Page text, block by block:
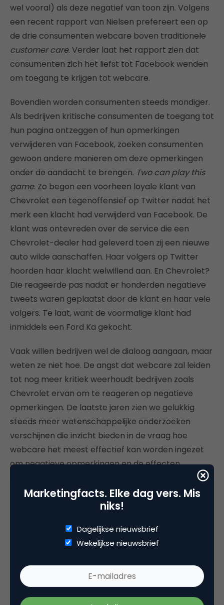
wel vooral) als deze negatief van toon zijn. Volgens
een recent rapport van Nielsen prefereert een op
de drie consumenten webcare boven traditionele
customer care. Verder laat het rapport zien dat
consumenten zich het liefst tot Facebook wenden
om toegang te krijgen tot webcare.
Bovendien worden consumenten steeds mondiger.
Als bedrijven kritische consumenten de toegang tot
hun pagina ontzeggen of hun opmerkingen
verwijderen van Facebook, zoeken consumenten
gewoon andere manieren om deze opmerkingen
onder de aandacht te brengen. Two can play this
game. Zo begon een voorheen loyale klant van
Chevrolet een tegenoffensief op Twitter nadat het
merk een klacht had verwijderd van Facebook. De
klant was ontevreden over de service die een
Chevrolet-dealer had geleverd toen zij een nieuwe
auto wilde aanschaffen. Haar volgers op Twitter
hoorden haar klacht welwillend aan. En Chevrolet?
Die reageerde pas nadat er honderden negatieve
tweets waren geplaatst door de klant en haar vele
volgers. Te laat, want de voormalige klant had
inmiddels een Ford Ka gekocht.
Vaak willen bedrijven wel de dialoog aangaan, maar
weten ze niet hoe. De angst dat webcare zal leiden
tot nog meer kritiek weerhoudt bedrijven zoals
Chevrolet ervan om te reageren op negatieve
opmerkingen. De laatste jaren zien we gelukkig
steeds meer wetenschappelijke onderzoeken
verschijnen die inzicht bieden in de vraag hoe
webcare het meest effectief kan worden ingezet
om negatieve opmerkingen en de effecten
daarvan op het meelezende publiek tegen te gaan.
In 2014 zal een SWOCC-publicatie verschijnen die
een overzicht geeft van deze onderzoeken en de
How large companies
react to negative Facebook
Marketingfacts. Elke dag vers. Mis
niks!
Dagelijkse nieuwsbrief
Wekelijkse nieuwsbrief